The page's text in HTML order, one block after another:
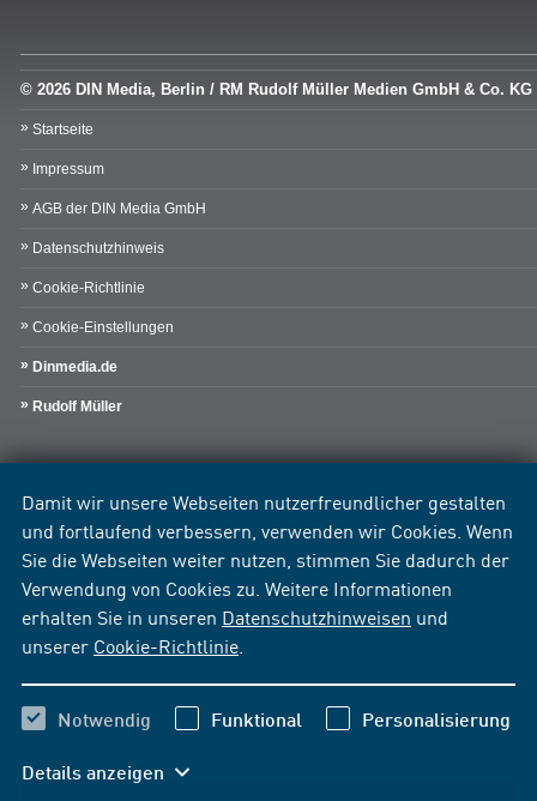
Damit wir unsere Webseiten nutzerfreundlicher gestalten
und fortlaufend verbessern, verwenden wir Cookies. Wenn
Sie die Webseiten weiter nutzen, stimmen Sie dadurch der
Verwendung von Cookies zu. Weitere Informationen
erhalten Sie in unseren Datenschutzhinweisen und
unserer Cookie-Richtlinie
Notwendig Funktional Personalisierung
Details anzeigen
© 2026 DIN Media, Berlin / RM Rudolf Müller Medien GmbH & Co. KG
Startseite
Impressum
AGB der DIN Media GmbH
Datenschutzhinweis
Cookie-Richtlinie
Cookie-Einstellungen
Dinmedia.de
Rudolf Müller